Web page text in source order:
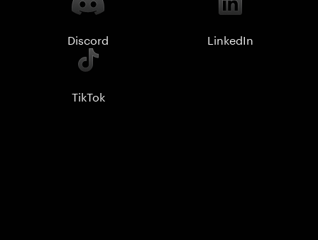
Discord LinkedIn
TikTok